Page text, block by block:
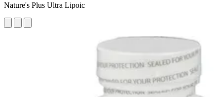
Nature's Plus Ultra Lipoic